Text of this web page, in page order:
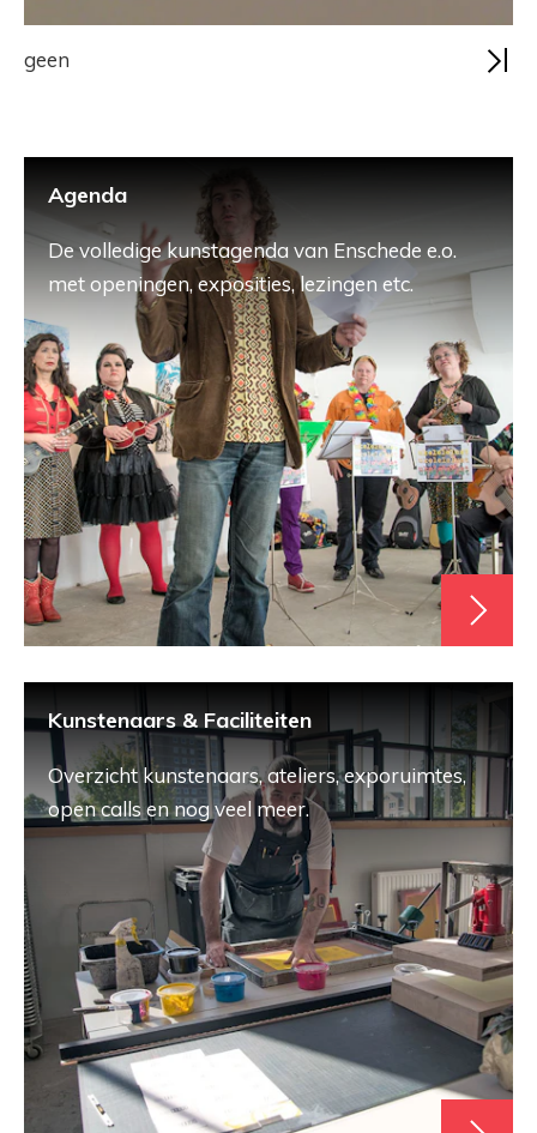
geen
Agenda
De volledige kunstagenda van Enschede e.o.
met openingen, exposities, lezingen etc.
Kunstenaars & Faciliteiten
Overzicht kunstenaars, ateliers, exporuimtes,
open calls en nog veel meer.